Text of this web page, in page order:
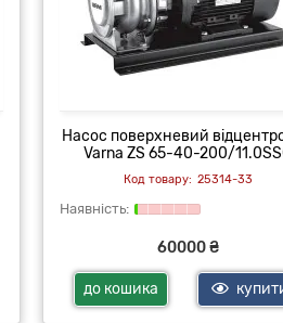
Насос поверхневий
Varna ZS 65-40-200/
25314-33
60000 ₴
до кошика